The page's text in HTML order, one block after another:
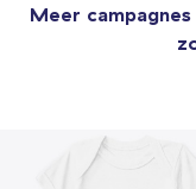
Meer campagnes